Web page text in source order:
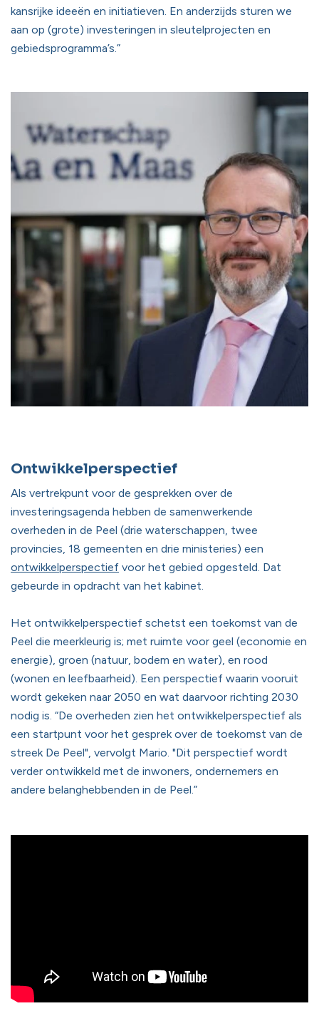
kansrijke ideeën en initiatieven. En anderzijds sturen we
aan op (grote) investeringen in sleutelprojecten en
gebiedsprogramma’s.”
Ontwikkelperspectief
Als vertrekpunt voor de gesprekken over de
investeringsagenda hebben de samenwerkende
overheden in de Peel (drie waterschappen, twee
provincies, 18 gemeenten en drie ministeries) een
ontwikkelperspectief voor het gebied opgesteld. Dat
gebeurde in opdracht van het kabinet.
Het ontwikkelperspectief schetst een toekomst van de
Peel die meerkleurig is; met ruimte voor geel (economie en
energie), groen (natuur, bodem en water), en rood
(wonen en leefbaarheid). Een perspectief waarin vooruit
wordt gekeken naar 2050 en wat daarvoor richting 2030
nodig is. “De overheden zien het ontwikkelperspectief als
een startpunt voor het gesprek over de toekomst van de
streek De Peel", vervolgt Mario. "Dit perspectief wordt
verder ontwikkeld met de inwoners, ondernemers en
andere belanghebbenden in de Peel.”